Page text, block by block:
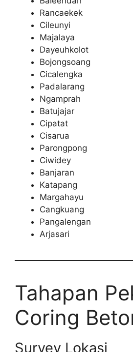
Rancaekek
Cileunyi
Majalaya
Dayeuhkolot
Bojongsoang
Cicalengka
Padalarang
Ngamprah
Batujajar
Cipatat
Cisarua
Parongpong
Ciwidey
Banjaran
Katapang
Margahayu
Cangkuang
Pangalengan
Arjasari
Tahapan
Coring
Survey Lokasi